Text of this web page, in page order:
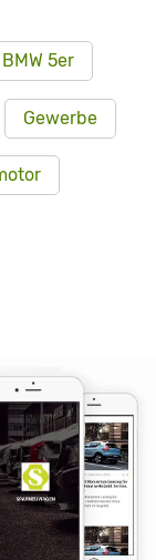
BMW 5er
Gewerbe